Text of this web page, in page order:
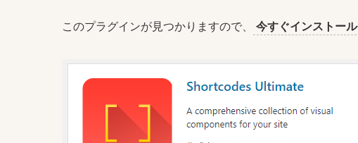
このプラグインが見つかりますので、 今すぐインストール